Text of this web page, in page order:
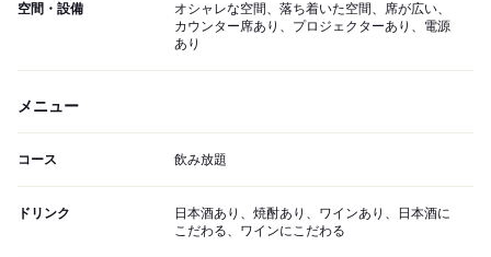
空間・設備
オシャレな空間、落ち着いた空間、席が広い、
カウンター席あり、プロジェクターあり、電源
あり
メニュー
コース 飲み放題
ドリンク
日本酒あり、焼酎あり、ワインあり、日本酒に
こだわる、ワインにこだわる